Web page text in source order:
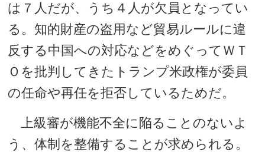
は７人だが、うち４人が欠員となってい
る。知的財産の盗用など貿易ルールに違
反する中国への対応などをめぐってＷＴ
Ｏを批判してきたトランプ米政権が委員
の任命や再任を拒否しているためだ。
上級審が機能不全に陥ることのないよ
う、体制を整備することが求められる。